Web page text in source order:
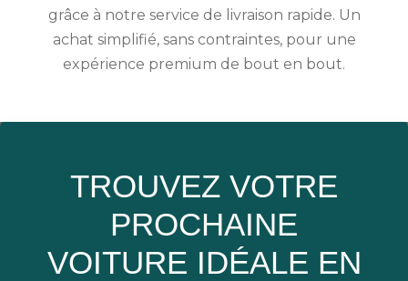
grâce à notre service de livraison rapide. Un
achat simplifié, sans contraintes, pour une
expérience premium de bout en bout.
TROUVEZ VOTRE
PROCHAINE
VOITURE IDÉALE EN